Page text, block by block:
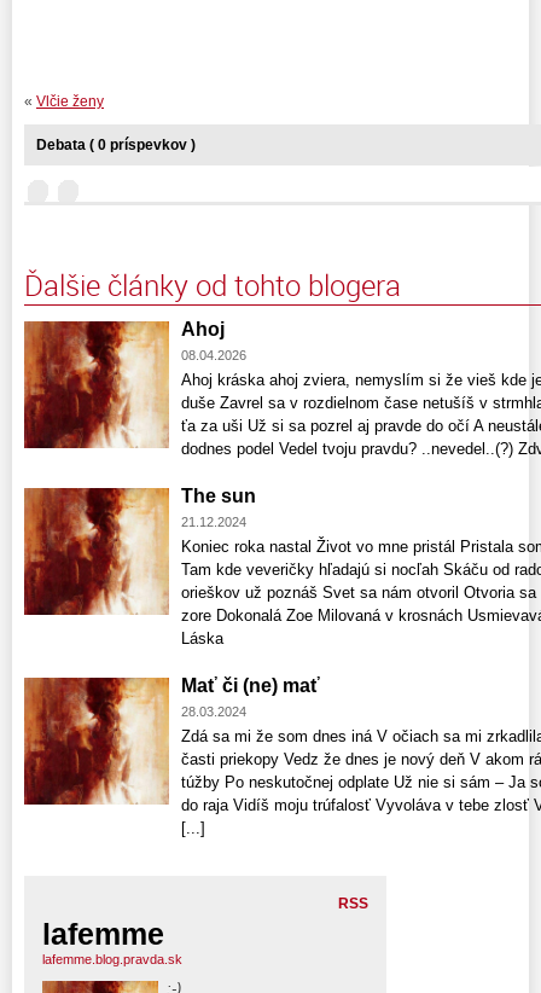
« Vlčie ženy
Debata ( 0 príspevkov )
Ďalšie články od tohto blogera
Ahoj
08.04.2026
Ahoj kráska ahoj zviera, nemyslím si že vieš kde
duše Zavrel sa v rozdielnom čase netušíš v
ťa za uši Už si sa pozrel aj pravde do očí A
dodnes podel Vedel tvoju pravdu? ..nevedel..(?)
The sun
21.12.2024
Koniec roka nastal Život vo mne pristál Pristala
Tam kde veveričky hľadajú si nocľah Skáču od
orieškov už poznáš Svet sa nám otvoril Otvoria
zore Dokonalá Zoe Milovaná v krosnách
Láska
Mať či (ne) mať
28.03.2024
Zdá sa mi že som dnes iná V očiach sa mi
časti priekopy Vedz že dnes je nový deň V akom
túžby Po neskutočnej odplate Už nie si sám – Ja
do raja Vidíš moju trúfalosť Vyvoláva v tebe zlosť
[...]
RSS
lafemme
lafemme.blog.pravda.sk
:-)